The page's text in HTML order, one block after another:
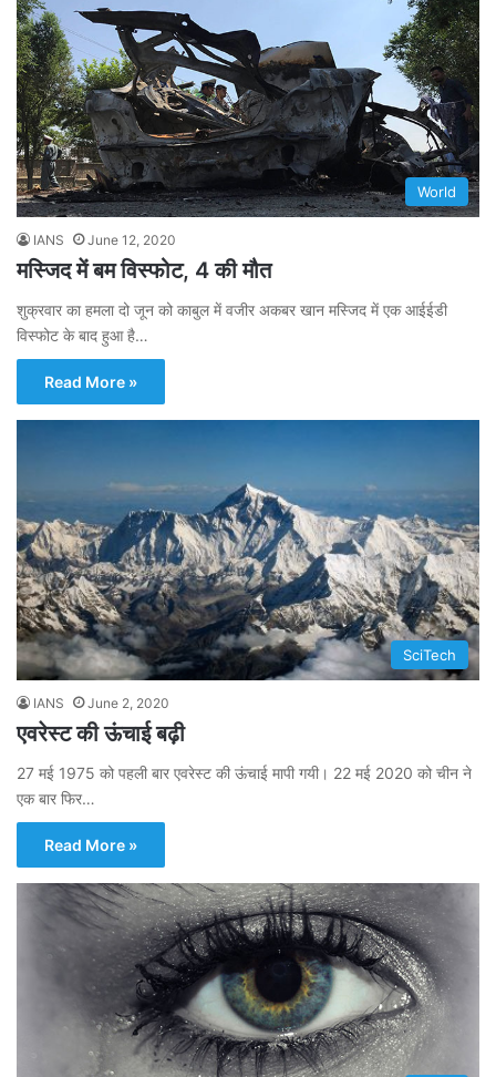
World
IANS June 12, 2020
मस्जिद में बम विस्फोट, 4 की मौत
शुक्रवार का हमला दो जून को काबुल में वजीर अकबर खान मस्जिद में एक आईईडी
विस्फोट के बाद हुआ है…
Read More »
SciTech
IANS June 2, 2020
एवरेस्ट की ऊंचाई बढ़ी
27 मई 1975 को पहली बार एवरेस्ट की ऊंचाई मापी गयी। 22 मई 2020 को चीन ने
एक बार फिर…
Read More »